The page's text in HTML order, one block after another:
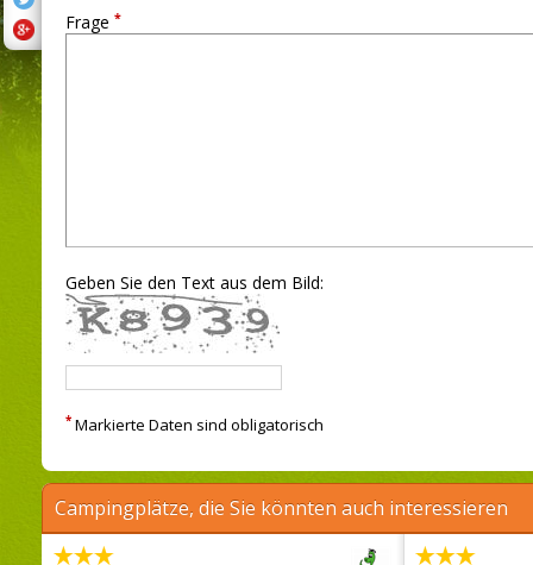
Frage *
Geben Sie den Text aus dem Bild:
* Markierte Daten sind obligatorisch
Campingplätze, die Sie könnten auch interessieren